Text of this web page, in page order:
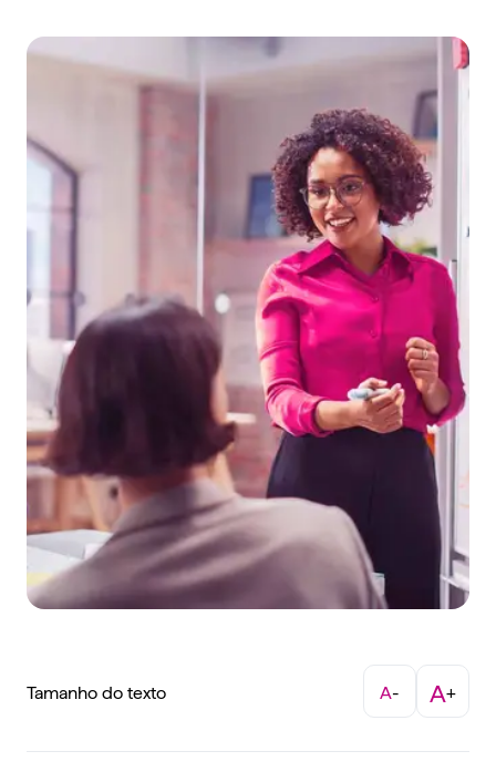
Tamanho do texto A- A+